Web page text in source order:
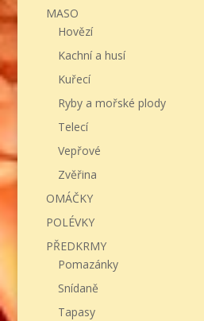
MASO
Hovězí
Kachní a husí
Kuřecí
Ryby a mořské plody
Telecí
Vepřové
Zvěřina
OMÁČKY
POLÉVKY
PŘEDKRMY
Pomazánky
Snídaně
Tapasy